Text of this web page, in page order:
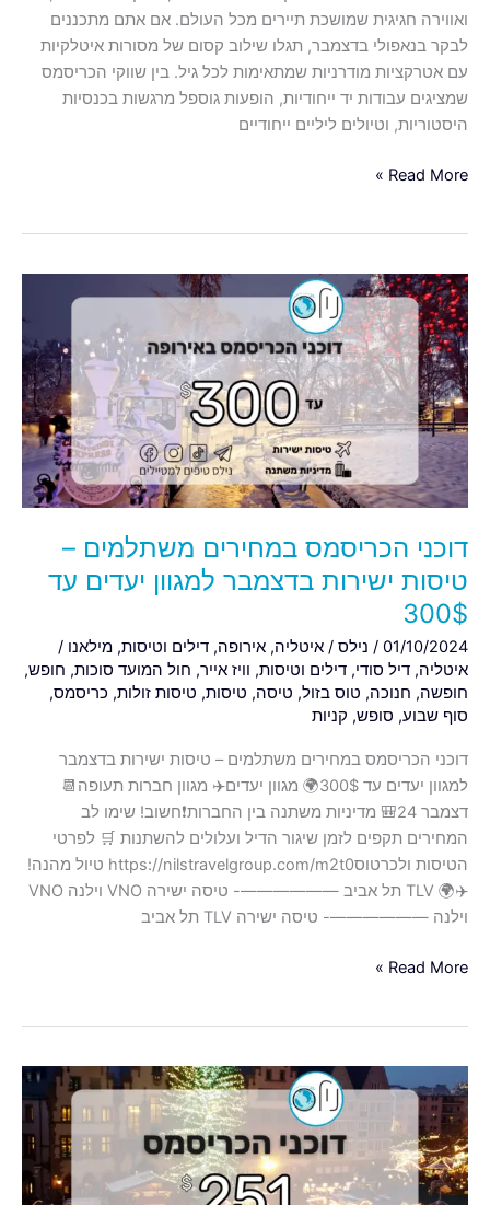
ואווירה חגיגית שמושכת תיירים מכל העולם. אם אתם מתכננים
לבקר בנאפולי בדצמבר, תגלו שילוב קסום של מסורות איטלקיות
עם אטרקציות מודרניות שמתאימות לכל גיל. בין שווקי הכריסמס
שמציגים עבודות יד ייחודיות, הופעות גוספל מרגשות בכנסיות
היסטוריות, וטיולים ליליים ייחודיים
Read More »
דוכני הכריסמס במחירים משתלמים –
טיסות ישירות בדצמבר למגוון יעדים עד
300$
01/10/2024
/ נילס / איטליה, אירופה, דילים וטיסות, מילאנו /
איטליה, דיל סודי, דילים וטיסות, וויז אייר, חול המועד סוכות, חופש,
חופשה, חנוכה, טוס בזול, טיסה, טיסות, טיסות זולות, כריסמס,
סוף שבוע, סופש, קניות
דוכני הכריסמס במחירים משתלמים – טיסות ישירות בדצמבר
למגוון יעדים עד 300$🌍 מגוון יעדים✈️ מגוון חברות תעופה📆
דצמבר 24🎒 מדיניות משתנה בין החברות❗️חשוב! שימו לב
המחירים תקפים לזמן שיגור הדיל ועלולים להשתנות 🛒 לפרטי
הטיסות ולכרטוסhttps://nilstravelgroup.com/m2t0 טיול מהנה!
✈️🌍 TLV תל אביב ——————- טיסה ישירה VNO וילנה VNO
וילנה ——————- טיסה ישירה TLV תל אביב
דוכני
הכריסמס
במחירים
משתלמים
–
טיסות
ישירות
בדצמבר
למגוון
עד
300$
Read More »
דוכני
הכריסמס
באירופה
–
טיסות